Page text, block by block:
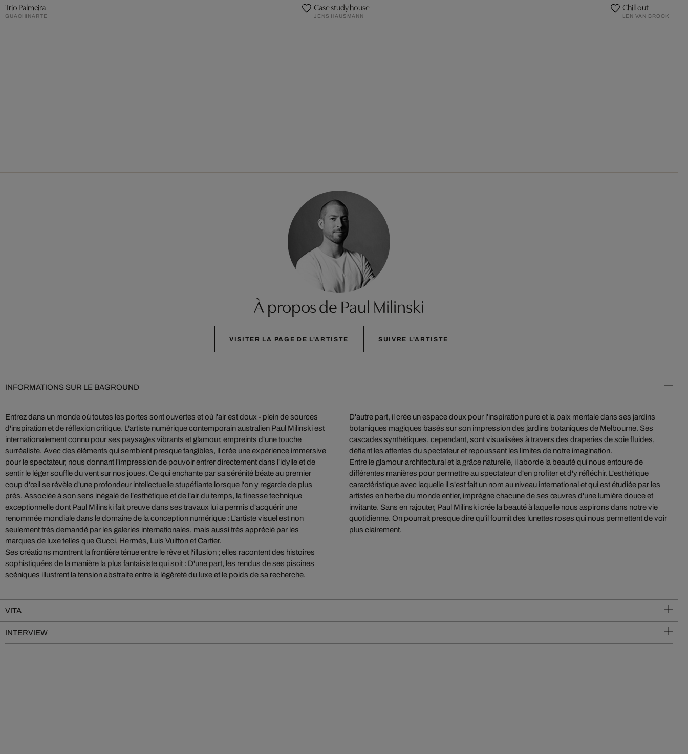
Trio Palmeira
GUACHINARTE
Case study house
JENS HAUSMANN
Chill out
LEN VAN BROOK
À propos de Paul Milinski
VISITER LA PAGE DE L'ARTISTE SUIVRE L'ARTISTE
INFORMATIONS SUR LE BAGROUND
Entrez dans un monde où toutes les portes sont ouvertes et où l'air est doux - plein de sources
d'inspiration et de réflexion critique. L'artiste numérique contemporain australien Paul Milinski est
internationalement connu pour ses paysages vibrants et glamour, empreints d'une touche
surréaliste. Avec des éléments qui semblent presque tangibles, il crée une expérience immersive
pour le spectateur, nous donnant l'impression de pouvoir entrer directement dans l'idylle et de
sentir le léger souffle du vent sur nos joues. Ce qui enchante par sa sérénité béate au premier
coup d'œil se révèle d'une profondeur intellectuelle stupéfiante lorsque l'on y regarde de plus
près. Associée à son sens inégalé de l'esthétique et de l'air du temps, la finesse technique
exceptionnelle dont Paul Milinski fait preuve dans ses travaux lui a permis d'acquérir une
renommée mondiale dans le domaine de la conception numérique : L'artiste visuel est non
seulement très demandé par les galeries internationales, mais aussi très apprécié par les
marques de luxe telles que Gucci, Hermès, Luis Vuitton et Cartier.
Ses créations montrent la frontière ténue entre le rêve et l'illusion ; elles racontent des histoires
sophistiquées de la manière la plus fantaisiste qui soit : D'une part, les rendus de ses piscines
scéniques illustrent la tension abstraite entre la légèreté du luxe et le poids de sa recherche.
D'autre part, il crée un espace doux pour l'inspiration pure et la paix mentale dans ses jardins
botaniques magiques basés sur son impression des jardins botaniques de Melbourne. Ses
cascades synthétiques, cependant, sont visualisées à travers des draperies de soie fluides,
défiant les attentes du spectateur et repoussant les limites de notre imagination.
Entre le glamour architectural et la grâce naturelle, il aborde la beauté qui nous entoure de
différentes manières pour permettre au spectateur d'en profiter et d'y réfléchir. L'esthétique
caractéristique avec laquelle il s'est fait un nom au niveau international et qui est étudiée par les
artistes en herbe du monde entier, imprègne chacune de ses œuvres d'une lumière douce et
invitante. Sans en rajouter, Paul Milinski crée la beauté à laquelle nous aspirons dans notre vie
quotidienne. On pourrait presque dire qu'il fournit des lunettes roses qui nous permettent de voir
plus clairement.
VITA
INTERVIEW